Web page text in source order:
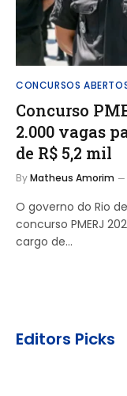
CONCURSOS
Concurso
2.000 vagas
de R$ 5,2 mil
ByMatheus Amorim
O governo do Rio
concurso PMERJ
cargo de…
Editors Picks